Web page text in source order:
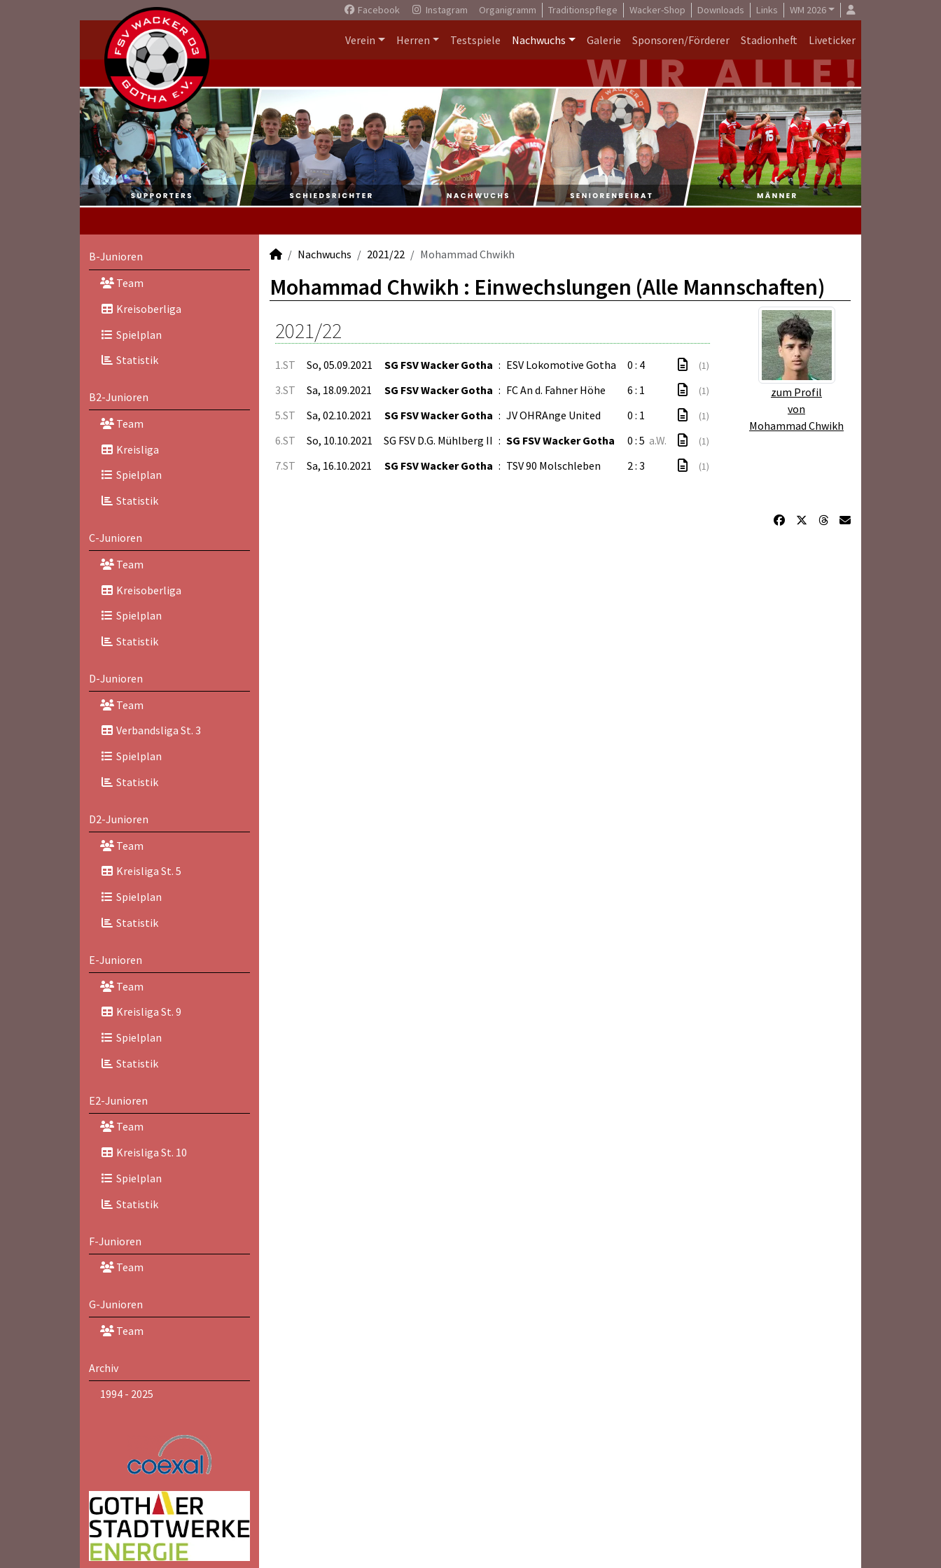
Facebook Instagram Organigramm Traditionspflege Wacker-Shop Downloads Links WM 2026
Verein Herren Testspiele Nachwuchs Galerie Sponsoren/Förderer Stadionheft Liveticker
B-Junioren
Team
Kreisoberliga
Spielplan
Statistik
B2-Junioren
Team
Kreisliga
Spielplan
Statistik
C-Junioren
Team
Kreisoberliga
Spielplan
Statistik
D-Junioren
Team
Verbandsliga St. 3
Spielplan
Statistik
D2-Junioren
Team
Kreisliga St. 5
Spielplan
Statistik
E-Junioren
Team
Kreisliga St. 9
Spielplan
Statistik
E2-Junioren
Team
Kreisliga St. 10
Spielplan
Statistik
F-Junioren
Team
G-Junioren
Team
Archiv
1994 - 2025
Nachwuchs 2021/22 Mohammad Chwikh
Mohammad Chwikh : Einwechslungen (Alle Mannschaften)
zum Profil
von
Mohammad Chwikh
2021/22
1.ST So, 05.09.2021 SG FSV Wacker Gotha : ESV Lokomotive Gotha 0 : 4 (1)
3.ST Sa, 18.09.2021 SG FSV Wacker Gotha : FC An d. Fahner Höhe 6 : 1 (1)
5.ST Sa, 02.10.2021 SG FSV Wacker Gotha : JV OHRAnge United 0 : 1 (1)
6.ST So, 10.10.2021 SG FSV D.G. Mühlberg II : SG FSV Wacker Gotha 0 : 5 a.W. (1)
7.ST Sa, 16.10.2021 SG FSV Wacker Gotha : TSV 90 Molschleben 2 : 3 (1)